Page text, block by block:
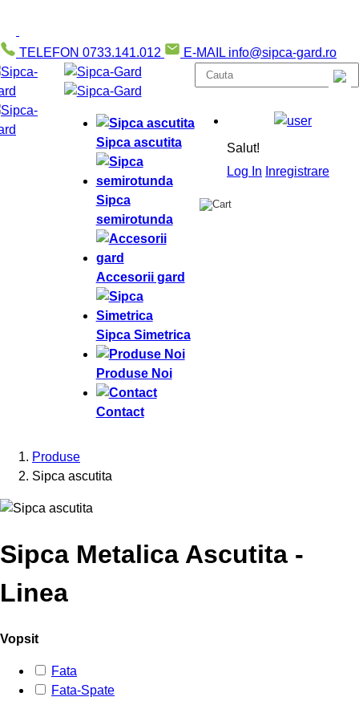
TELEFON 0733.141.012 E-MAIL info@sipca-gard.ro
Sipca ascutita
Sipca
semirotunda
Accesorii gard
Sipca Simetrica
Produse Noi
Contact
Salut!
Log In Inregistrare
Produse
Sipca ascutita
Sipca Metalica Ascutita -
Linea
Vopsit
Fata
Fata-Spate